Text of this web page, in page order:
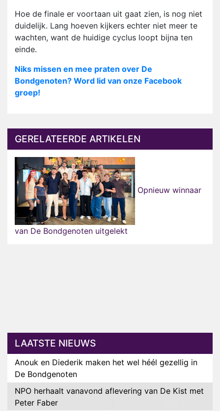
Hoe de finale er voortaan uit gaat zien, is nog niet
duidelijk. Lang hoeven kijkers echter niet meer te
wachten, want de huidige cyclus loopt bijna ten
einde.
Niks missen en mee praten over De
Bondgenoten? Word lid van onze Facebook
groep!
GERELATEERDE ARTIKELEN
Opnieuw winnaar
van De Bondgenoten uitgelekt
LAATSTE NIEUWS
Anouk en Diederik maken het wel héél gezellig in
De Bondgenoten
NPO herhaalt vanavond aflevering van De Kist met
Peter Faber